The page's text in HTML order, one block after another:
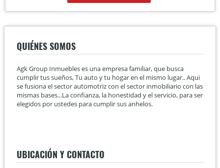
QUIÉNES SOMOS
Agk Group Inmuebles es una empresa familiar, que busca
cumplir tus sueños, Tu auto y tu hogar en el mismo lugar.. Aqui
se fusiona el sector automotriz con el sector inmobiliario con las
mismas bases...La confianza, la honestidad y el servicio, para ser
elegidos por ustedes para cumplir sus anhelos.
UBICACIÓN Y CONTACTO